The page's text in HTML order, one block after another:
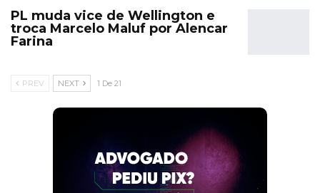
PL muda vice de Wellington e
troca Marcelo Maluf por Alencar
Farina
PREV NEXT 1 De 21